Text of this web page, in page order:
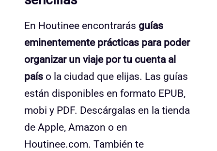
En Houtinee encontrarás guías
eminentemente prácticas para poder
organizar un viaje por tu cuenta al
país o la ciudad que elijas. Las guías
están disponibles en formato EPUB,
mobi y PDF. Descárgalas en la tienda
de Apple, Amazon o en
Houtinee.com. También te